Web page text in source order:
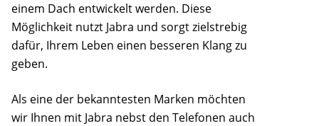
einem Dach entwickelt werden. Diese
Möglichkeit nutzt Jabra und sorgt zielstrebig
dafür, Ihrem Leben einen besseren Klang zu
geben.
Als eine der bekanntesten Marken möchten
wir Ihnen mit Jabra nebst den Telefonen auch